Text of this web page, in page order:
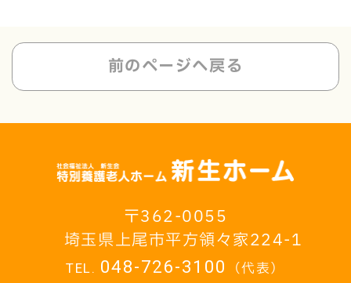
前のページへ戻る
362-0055
埼玉県上尾市平方領々家224-1
048-726-3100 （代表）